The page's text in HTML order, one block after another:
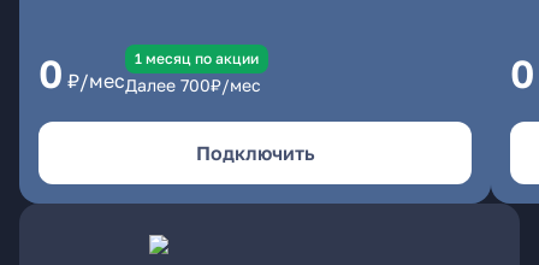
0 ₽/мес
1 месяц по акции
Далее 700₽/мес
Подключить
0